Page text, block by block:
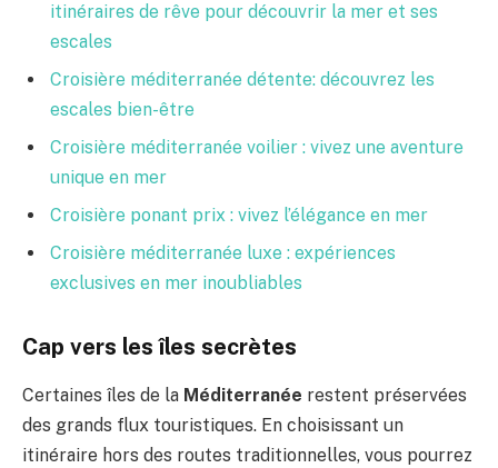
itinéraires de rêve pour découvrir la mer et ses
escales
Croisière méditerranée détente: découvrez les
escales bien-être
Croisière méditerranée voilier : vivez une aventure
unique en mer
Croisière ponant prix : vivez l’élégance en mer
Croisière méditerranée luxe : expériences
exclusives en mer inoubliables
Cap vers les îles secrètes
Certaines îles de la Méditerranée restent préservées
des grands flux touristiques. En choisissant un
itinéraire hors des routes traditionnelles, vous pourrez